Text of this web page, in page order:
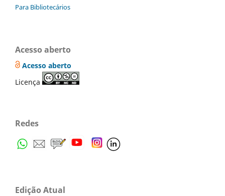
Para Bibliotecários
Acesso aberto
Acesso aberto
Licença
Redes
Edição Atual